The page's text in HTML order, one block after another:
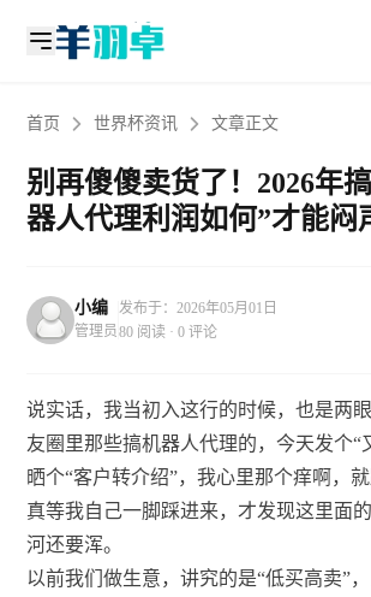
首页 世界杯资讯 文章正文
别再傻傻卖货了！2026年
器人代理利润如何”才能闷
小编
管理员
发布于：2026年05月01日
80 阅读 · 0 评论
说实话，我当初入这行的时候，也是两
友圈里那些搞机器人代理的，今天发个“
晒个“客户转介绍”，我心里那个痒啊，
真等我自己一脚踩进来，才发现这里面
河还要浑。
以前我们做生意，讲究的是“低买高卖”